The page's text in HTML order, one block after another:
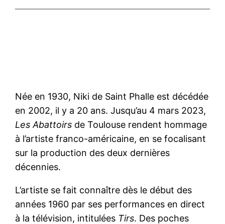
Née en 1930, Niki de Saint Phalle est décédée
en 2002, il y a 20 ans. Jusqu’au 4 mars 2023,
Les Abattoirs de Toulouse rendent hommage
à l’artiste franco-américaine, en se focalisant
sur la production des deux dernières
décennies.
L’artiste se fait connaître dès le début des
années 1960 par ses performances en direct
à la télévision, intitulées Tirs. Des poches